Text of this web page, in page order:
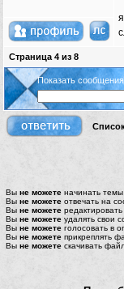
Страница 4 из 8
Показать
Вы не можете начинать темы
Вы не можете отвечать на
Вы не можете
Вы не можете удалять свои
Вы не можете голосовать в
Вы не можете прикреплять
Вы не можете скачивать